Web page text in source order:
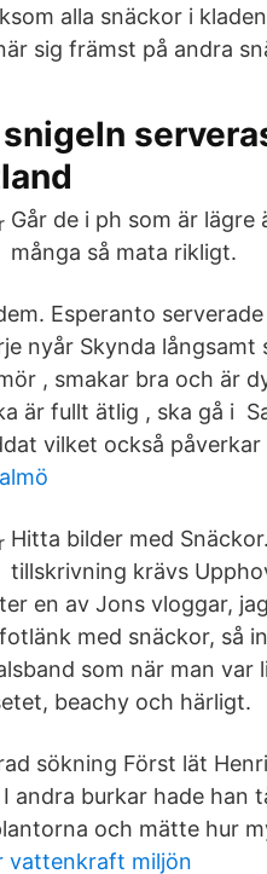
alla snäckor i
sig främst på andra
Går de i ph som är
många så mata rikligt.
Esperanto
nyår Skynda långsamt
, smakar bra och är
är fullt ätlig , ska gå i
vilket också
Hitta bilder med
tillskrivning krävs
en av Jons vloggar,
med snäckor, så
som när man
beachy och härligt.
sökning Först lät
andra burkar hade han
och mätte hur
vattenkraft miljön